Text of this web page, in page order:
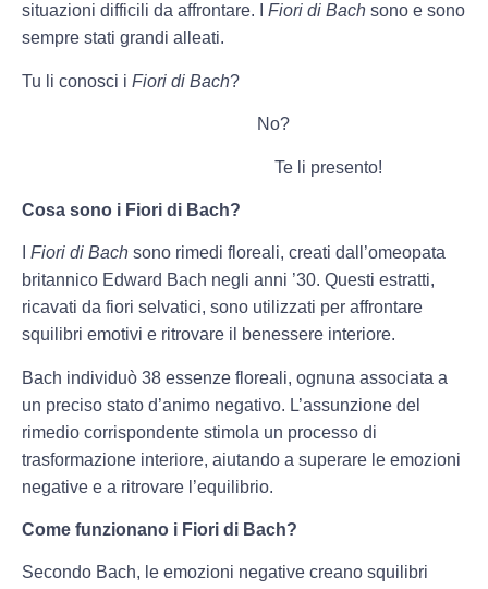
situazioni difficili da affrontare. I Fiori di Bach sono e sono
sempre stati grandi alleati.
Tu li conosci i Fiori di Bach?
No?
Te li presento!
Cosa sono i Fiori di Bach?
Fiori di Bach sono rimedi floreali, creati dall’omeopata
britannico Edward Bach negli anni ’30. Questi estratti,
ricavati da fiori selvatici, sono utilizzati per affrontare
squilibri emotivi e ritrovare il benessere interiore.
Bach individuò 38 essenze floreali, ognuna associata a
un preciso stato d’animo negativo. L’assunzione del
rimedio corrispondente stimola un processo di
trasformazione interiore, aiutando a superare le emozioni
negative e a ritrovare l’equilibrio.
Come funzionano i Fiori di Bach?
Secondo Bach, le emozioni negative creano squilibri